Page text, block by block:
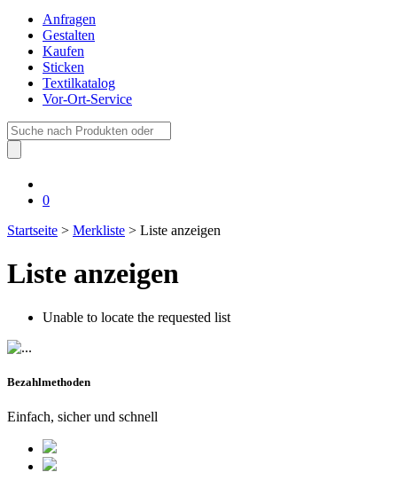
Anfragen
Gestalten
Kaufen
Sticken
Textilkatalog
Vor-Ort-Service
Suche
nach:
0
Startseite > Merkliste > Liste anzeigen
Liste anzeigen
Unable to locate the requested list
Bezahlmethoden
Einfach, sicher und schnell